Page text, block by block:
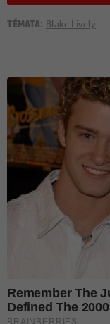
TÉMATA: Blake Lively